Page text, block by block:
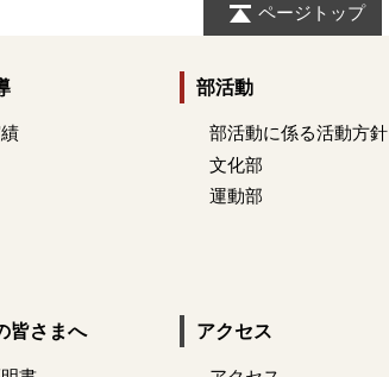
ページトップ
部活動
部活動に係る活動方針
文化部
運動部
皆さまへ アクセス